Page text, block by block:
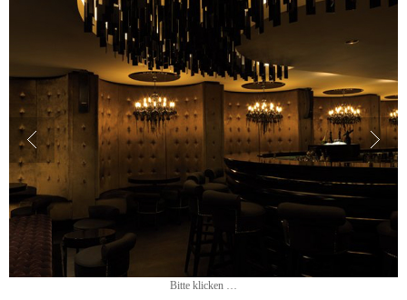
Bitte klicken …